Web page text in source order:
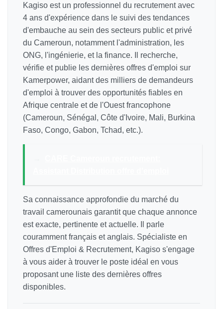
Kagiso est un professionnel du recrutement avec
4 ans d'expérience dans le suivi des tendances
d'embauche au sein des secteurs public et privé
du Cameroun, notamment l'administration, les
ONG, l'ingénierie, et la finance. Il recherche,
vérifie et publie les dernières offres d'emploi sur
Kamerpower, aidant des milliers de demandeurs
d'emploi à trouver des opportunités fiables en
Afrique centrale et de l'Ouest francophone
(Cameroun, Sénégal, Côte d'Ivoire, Mali, Burkina
Faso, Congo, Gabon, Tchad, etc.).
Sa connaissance approfondie du marché du
travail camerounais garantit que chaque annonce
est exacte, pertinente et actuelle. Il parle
couramment français et anglais. Spécialiste en
Offres d'Emploi & Recrutement, Kagiso s'engage
à vous aider à trouver le poste idéal en vous
proposant une liste des dernières offres
disponibles.